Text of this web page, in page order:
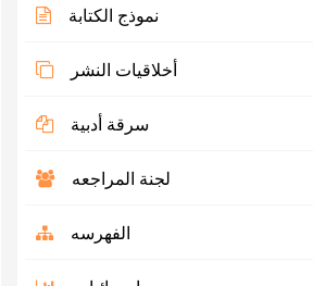
نموذج الكتابة
أخلاقيات النشر
سرقة أدبية
لجنة المراجعه
الفهرسه